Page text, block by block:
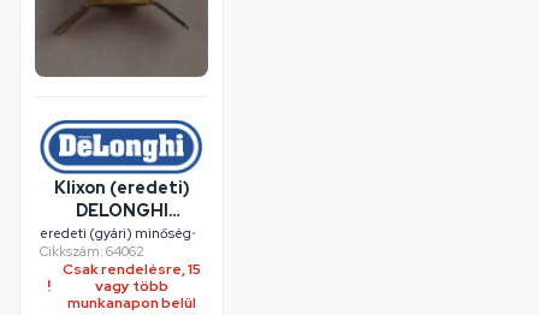
Klixon (eredeti)
DELONGHI
olajradiátor /
RENDELÉSRE
eredeti (gyári) minőség•
Cikkszám: 64062
Csak rendelésre, 15
vagy több
munkanapon belül